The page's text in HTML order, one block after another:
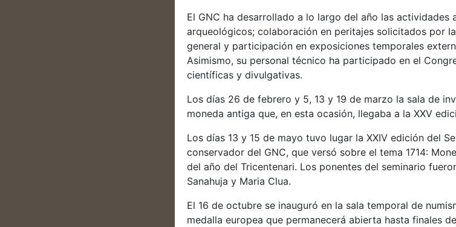
El GNC ha desarrollado a lo largo del año las
arqueológicos; colaboración en peritajes solicitados por
general y participación en exposiciones temporales
Asimismo, su personal técnico ha participado en el
científicas y divulgativas.
Los días 26 de febrero y 5, 13 y 19 de marzo la sala de
moneda antiga que, en esta ocasión, llegaba a la XXV
Los días 13 y 15 de mayo tuvo lugar la XXIV edición del
conservador del GNC, que versó sobre el tema 1714:
del año del Tricentenari. Los ponentes del seminario
Sanahuja y Maria Clua.
El 16 de octubre se inauguró en la sala temporal de
medalla europea que permanecerá abierta hasta finales